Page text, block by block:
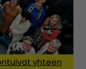
yhteen